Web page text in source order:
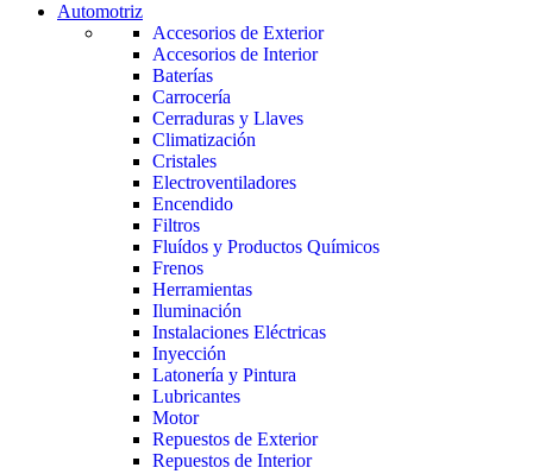
Automotriz
Accesorios de Exterior
Accesorios de Interior
Baterías
Carrocería
Cerraduras y Llaves
Climatización
Cristales
Electroventiladores
Encendido
Filtros
Fluídos y Productos Químicos
Frenos
Herramientas
Iluminación
Instalaciones Eléctricas
Inyección
Latonería y Pintura
Lubricantes
Motor
Repuestos de Exterior
Repuestos de Interior